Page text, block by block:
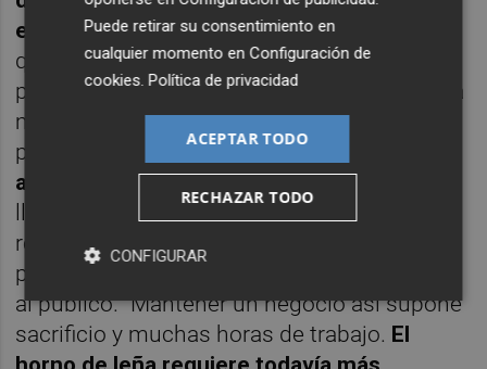
encendido del horno de leña, un proceso
que marca el ritmo de todo el trabajo
posterior. Mientras el combustible quema, la
masa se prepara, se elaboran las piezas de
pan y,
una vez alcanza la temperatura
adecuada, comienza el horneado. Después
rollitos o las magdalenas que completan la
producción diaria antes de abrir las puertas
al público. "Mantener un negocio así supone
sacrificio y muchas horas de trabajo. El
Puede retirar su consentimiento en
cualquier momento enConfiguración de
cookies .Política de privacidad
ACEPTAR TODO
RECHAZAR TODO
CONFIGURAR